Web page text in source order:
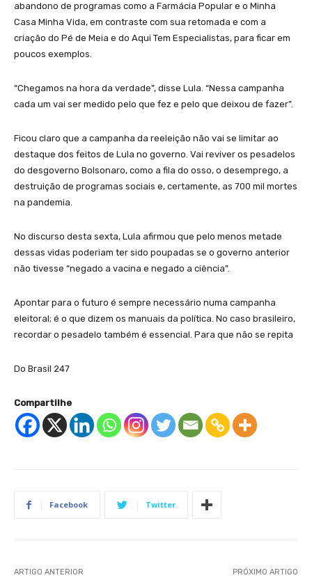
abandono de programas como a Farmácia Popular e o Minha
Casa Minha Vida, em contraste com sua retomada e com a
criação do Pé de Meia e do Aqui Tem Especialistas, para ficar em
poucos exemplos.
“Chegamos na hora da verdade”, disse Lula. “Nessa campanha
cada um vai ser medido pelo que fez e pelo que deixou de fazer”.
Ficou claro que a campanha da reeleição não vai se limitar ao
destaque dos feitos de Lula no governo. Vai reviver os pesadelos
do desgoverno Bolsonaro, como a fila do osso, o desemprego, a
destruição de programas sociais e, certamente, as 700 mil mortes
na pandemia.
No discurso desta sexta, Lula afirmou que pelo menos metade
dessas vidas poderiam ter sido poupadas se o governo anterior
não tivesse “negado a vacina e negado a ciência”.
Apontar para o futuro é sempre necessário numa campanha
eleitoral; é o que dizem os manuais da política. No caso brasileiro,
recordar o pesadelo também é essencial. Para que não se repita
Do Brasil 247
Compartilhe
Facebook Twitter
ARTIGO ANTERIOR PRÓXIMO ARTIGO